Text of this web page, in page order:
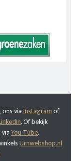
ons viaInstagramof
. Of bekijk
You Tube.
Urnwebshop.nl